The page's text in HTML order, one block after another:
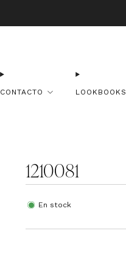
CONTACTO LOOKBOOKS
1210081
En stock